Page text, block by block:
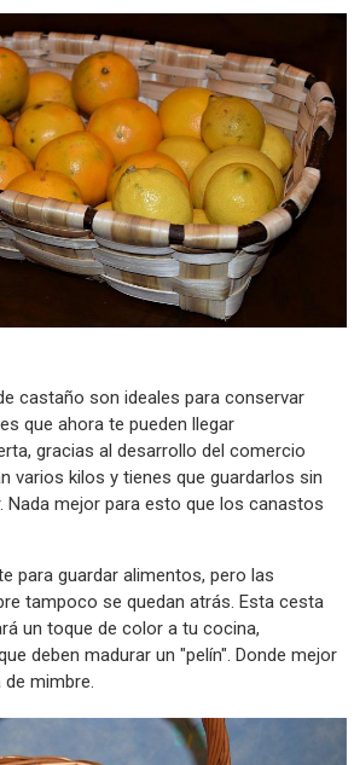
castaño son ideales para conservar
que ahora te pueden llegar
gracias al desarrollo del comercio
varios kilos y tienes que guardarlos sin
Nada mejor para esto que los canastos
para guardar alimentos, pero las
tampoco se quedan atrás. Esta cesta
un toque de color a tu cocina,
deben madurar un "pelín". Donde mejor
mimbre.